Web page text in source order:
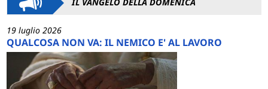
19 luglio 2026
QUALCOSA NON VA: IL NEMICO E' AL LAVORO